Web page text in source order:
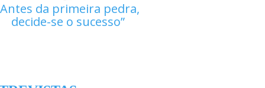
Antes da primeira pedra,
decide-se o sucesso